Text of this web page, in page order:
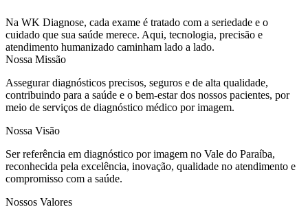
Na WK Diagnose, cada exame é tratado com a seriedade e o
cuidado que sua saúde merece. Aqui, tecnologia, precisão e
atendimento humanizado caminham lado a lado.
Nossa Missão
Assegurar diagnósticos precisos, seguros e de alta qualidade,
contribuindo para a saúde e o bem-estar dos nossos pacientes, por
meio de serviços de diagnóstico médico por imagem.
Nossa Visão
Ser referência em diagnóstico por imagem no Vale do Paraíba,
reconhecida pela excelência, inovação, qualidade no atendimento e
compromisso com a saúde.
Nossos Valores